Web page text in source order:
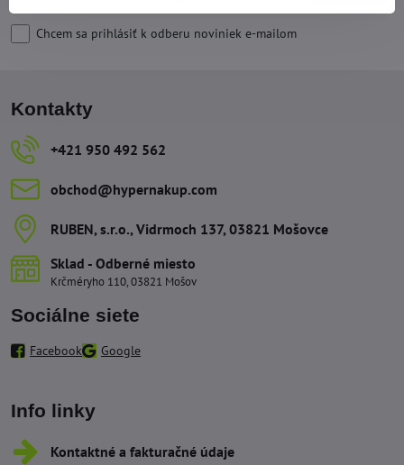
Chcem sa prihlásiť k odberu noviniek e-mailom
Kontakty
+421 950 492 562
obchod​@hypernakup​.com
RUBEN, s​.r​.o​., Vidrmoch 137, 03821 Mošovce
Sklad - Odberné miesto
Krčméryho 110, 03821 Mošov
Sociálne siete
Facebook Google
Info linky
Kontaktné a fakturačné údaje